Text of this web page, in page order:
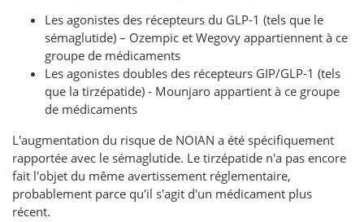
Les agonistes des récepteurs du GLP-1 (tels que le
sémaglutide) – Ozempic et Wegovy appartiennent à ce
groupe de médicaments
Les agonistes doubles des récepteurs GIP/GLP-1 (tels
que la tirzépatide) - Mounjaro appartient à ce groupe
de médicaments
L'augmentation du risque de NOIAN a été spécifiquement
rapportée avec le sémaglutide. Le tirzépatide n'a pas encore
fait l'objet du même avertissement réglementaire,
probablement parce qu'il s'agit d'un médicament plus
récent.